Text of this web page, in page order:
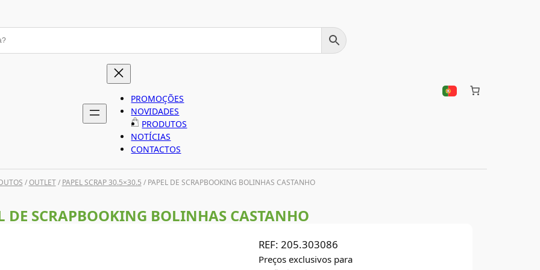
PROMOÇÕES
NOVIDADES
PRODUTOS
NOTÍCIAS
CONTACTOS
/OUTLET/ PAPEL SCRAP 30.5×30.5 / PAPEL DE SCRAPBOOKING BOLINHAS CASTANHO
DE SCRAPBOOKING BOLINHAS CASTANHO
REF: 205.303086
Preços exclusivos para